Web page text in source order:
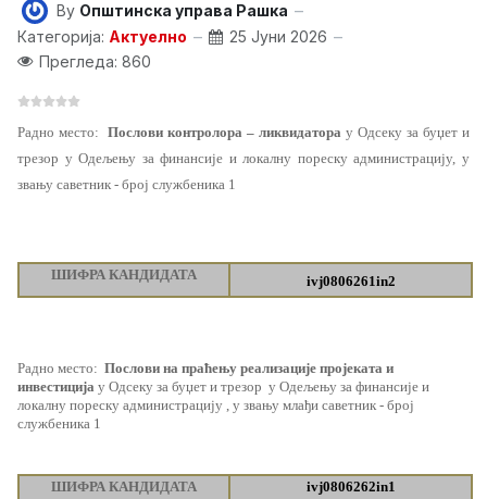
By Општинска управа Рашка
Категорија: Актуелно
25 Јуни 2026
Прегледа: 860
Радно место: Послови контролора – ликвидатора у Одсеку за буџет и
трезор у Одељењу за финансије и локалну пореску администрацију, у
звању саветник - број службеника 1
ШИФРА КАНДИДАТА ivj0806261in2
Радно место: Послови на праћењу реализације пројеката и
инвестиција у Одсеку за буџет и трезор у Одељењу за финансије и
локалну пореску администрацију , у звању млађи саветник - број
службеника 1
ШИФРА КАНДИДАТА ivj0806262in1